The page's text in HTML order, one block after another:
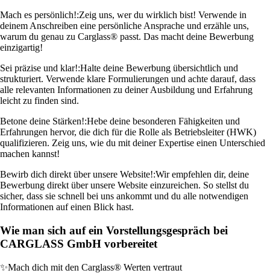
Mach es persönlich!:Zeig uns, wer du wirklich bist! Verwende in
deinem Anschreiben eine persönliche Ansprache und erzähle uns,
warum du genau zu Carglass® passt. Das macht deine Bewerbung
einzigartig!
Sei präzise und klar!:Halte deine Bewerbung übersichtlich und
strukturiert. Verwende klare Formulierungen und achte darauf, dass
alle relevanten Informationen zu deiner Ausbildung und Erfahrung
leicht zu finden sind.
Betone deine Stärken!:Hebe deine besonderen Fähigkeiten und
Erfahrungen hervor, die dich für die Rolle als Betriebsleiter (HWK)
qualifizieren. Zeig uns, wie du mit deiner Expertise einen Unterschied
machen kannst!
Bewirb dich direkt über unsere Website!:Wir empfehlen dir, deine
Bewerbung direkt über unsere Website einzureichen. So stellst du
sicher, dass sie schnell bei uns ankommt und du alle notwendigen
Informationen auf einen Blick hast.
Wie man sich auf ein Vorstellungsgespräch bei
CARGLASS GmbH vorbereitet
✨Mach dich mit den Carglass® Werten vertraut